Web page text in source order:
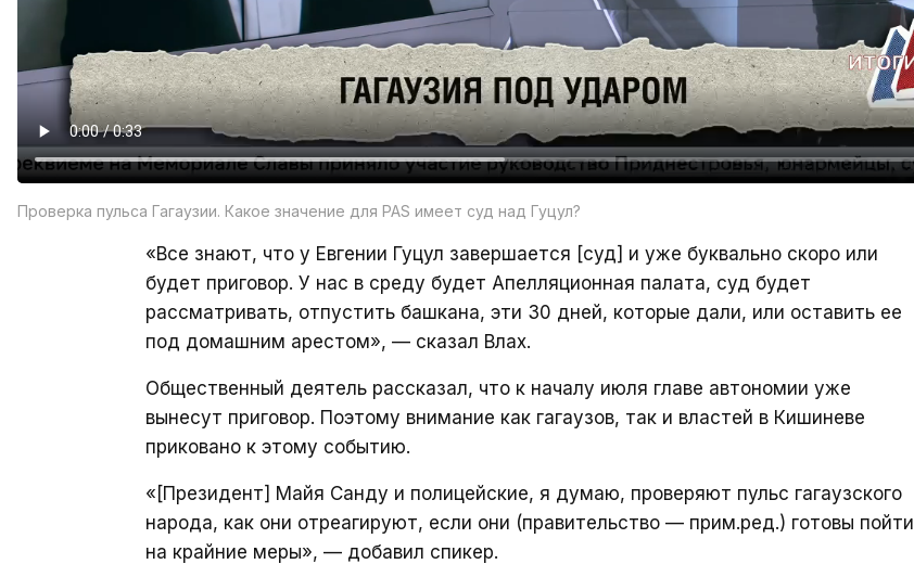
Проверка пульса Гагаузии. Какое значение для PAS имеет суд над Гуцул?
«Все знают, что у Евгении Гуцул завершается [суд] и уже буквально скоро или
будет приговор. У нас в среду будет Апелляционная палата, суд будет
рассматривать, отпустить башкана, эти 30 дней, которые дали, или оставить ее
под домашним арестом», — сказал Влах.
Общественный деятель рассказал, что к началу июля главе автономии уже
вынесут приговор. Поэтому внимание как гагаузов, так и властей в Кишиневе
приковано к этому событию.
«[Президент] Майя Санду и полицейские, я думаю, проверяют пульс гагаузского
народа, как они отреагируют, если они (правительство — прим.ред.) готовы пойти
на крайние меры», — добавил спикер.